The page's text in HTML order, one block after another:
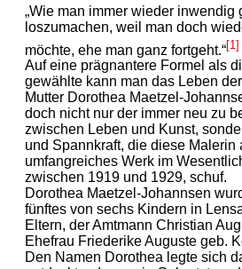
„Wie man immer wieder
loszumachen, weil man doch
möchte, ehe man ganz fortgeht.“[1]
Auf eine prägnantere Formel als
gewählte kann man das Leben
Mutter Dorothea Maetzel-
doch nicht nur der immer neu zu
zwischen Leben und Kunst,
und Spannkraft, die diese Malerin
umfangreiches Werk im
zwischen 1919 und 1929, schuf.
Dorothea Maetzel-Johannsen
fünftes von sechs Kindern in
Eltern, der Amtmann Christian
Ehefrau Friederike Auguste geb.
Den Namen Dorothea legte sich